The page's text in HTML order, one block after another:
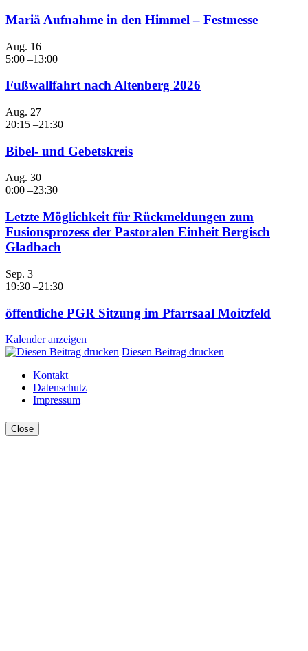
Mariä Aufnahme in den Himmel – Festmesse
Aug. 16
5:00 –13:00
Fußwallfahrt nach Altenberg 2026
Aug. 27
20:15 –21:30
Bibel- und Gebetskreis
Aug. 30
0:00 –23:30
Letzte Möglichkeit für Rückmeldungen zum
Fusionsprozess der Pastoralen Einheit Bergisch
Gladbach
Sep. 3
19:30 –21:30
öffentliche PGR Sitzung im Pfarrsaal Moitzfeld
Kalender anzeigen
Diesen Beitrag drucken
Kontakt
Datenschutz
Impressum
Close